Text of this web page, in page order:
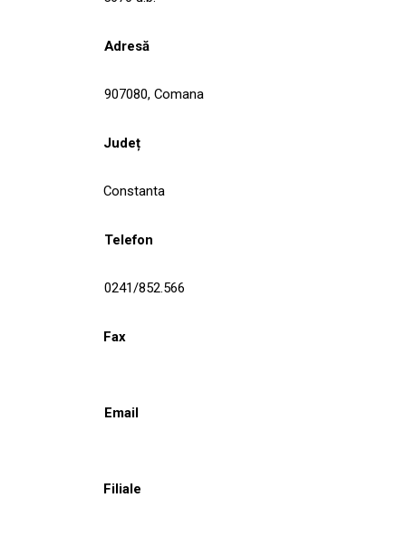
Adresă
907080, Comana
Județ
Constanta
Telefon
0241/852.566
Fax
Email
Filiale